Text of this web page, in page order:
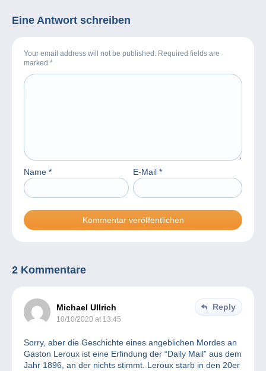
Eine Antwort schreiben
Your email address will not be published. Required fields are
marked *
Name * E-Mail *
2 Kommentare
Michael Ullrich
10/10/2020 at 13:45
Reply
Sorry, aber die Geschichte eines angeblichen Mordes an
Gaston Leroux ist eine Erfindung der “Daily Mail” aus dem
Jahr 1896, an der nichts stimmt. Leroux starb in den 20er